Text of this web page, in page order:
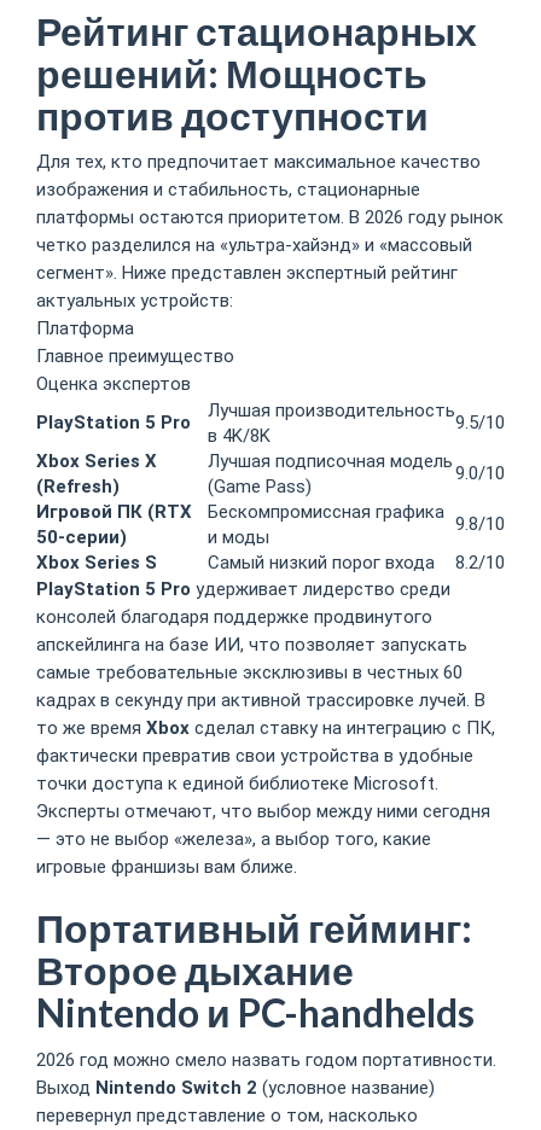
Рейтинг стационарных
решений: Мощность
против доступности
Для тех, кто предпочитает максимальное качество
изображения и стабильность, стационарные
платформы остаются приоритетом. В 2026 году рынок
четко разделился на «ультра-хайэнд» и «массовый
сегмент». Ниже представлен экспертный рейтинг
актуальных устройств:
Платформа
Главное преимущество
Оценка экспертов
PlayStation 5 Pro
Лучшая производительность
в 4K/8K
9.5/10
Xbox Series X
(Refresh)
Лучшая подписочная модель
(Game Pass)
9.0/10
Игровой ПК (RTX
50-серии)
Бескомпромиссная графика
и моды
9.8/10
Xbox Series S
Самый низкий порог входа
8.2/10
PlayStation 5 Pro удерживает лидерство среди
консолей благодаря поддержке продвинутого
апскейлинга на базе ИИ, что позволяет запускать
самые требовательные эксклюзивы в честных 60
кадрах в секунду при активной трассировке лучей. В
то же время Xbox сделал ставку на интеграцию с ПК,
фактически превратив свои устройства в удобные
точки доступа к единой библиотеке Microsoft.
Эксперты отмечают, что выбор между ними сегодня
— это не выбор «железа», а выбор того, какие
игровые франшизы вам ближе.
Портативный гейминг:
Второе дыхание
Nintendo и PC-handhelds
2026 год можно смело назвать годом портативности.
Выход Nintendo Switch 2 (условное название)
перевернул представление о том, насколько